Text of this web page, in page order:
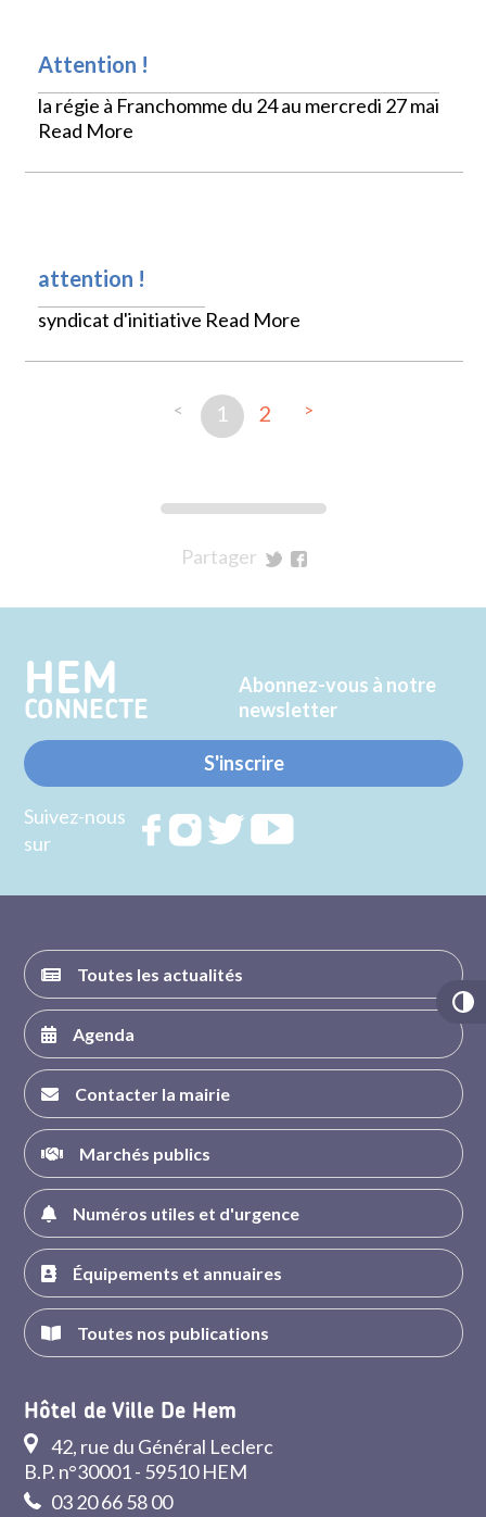
Attention !
la régie à Franchomme du 24 au mercredi 27 mai
Read More
attention !
syndicat d'initiative Read More
< 1 2 >
Partager
Twitter
Facebook
HEM
CONNECTE
Abonnez-vous à notre
newsletter
S'inscrire
Suivez-nous
sur
Rejoignez
RejoignezRejoignez
Toutes les actualités
Agenda
Contacter la mairie
Marchés publics
Numéros utiles et d'urgence
Équipements et annuaires
Toutes nos publications
Hôtel de Ville De Hem
42, rue du Général Leclerc
B.P. n°30001 - 59510 HEM
03 20 66 58 00